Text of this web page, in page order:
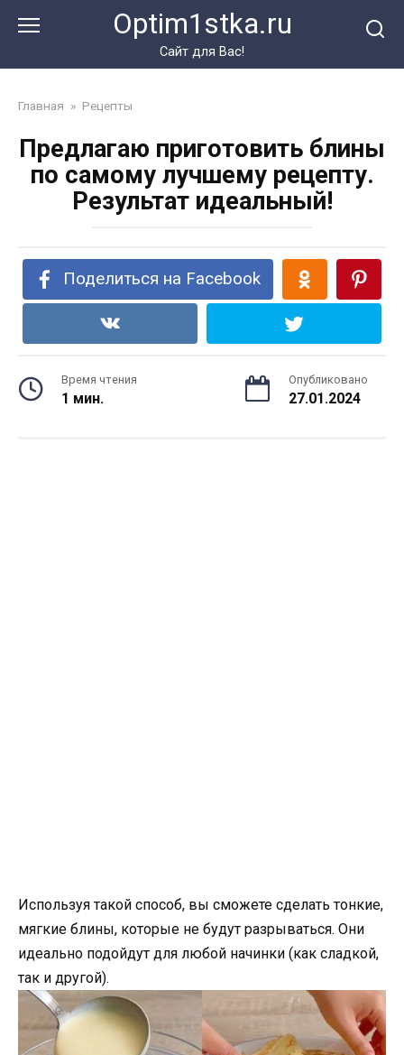
Optim1stka.ru
Сайт для Вас!
Главная » Рецепты
Предлагаю приготовить блины
по самому лучшему рецепту.
Результат идеальный!
Поделиться на Facebook
Время чтения
1 мин.
Опубликовано
27.01.2024
Используя такой способ, вы сможете сделать тонкие,
мягкие блины, которые не будут разрываться. Они
идеально подойдут для любой начинки (как сладкой,
так и другой).